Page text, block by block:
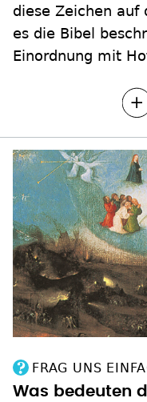
diese Zeichen auf
es die Bibel
Einordnung mit
FRAG UNS
Was bedeuten